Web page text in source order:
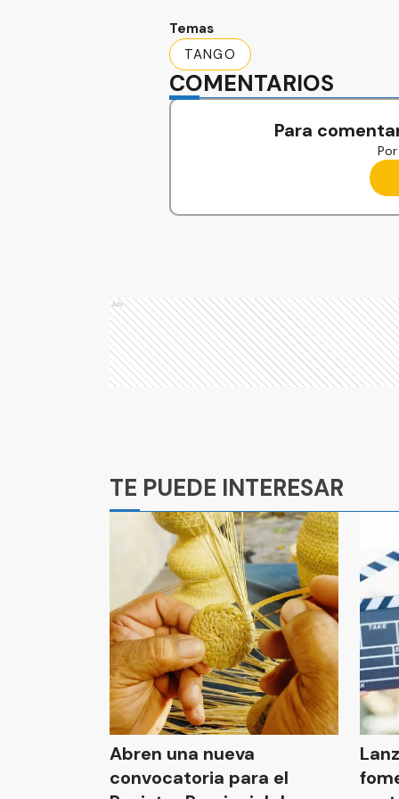
Temas
TANGO
COMENTARIOS
Para
Ads
TE PUEDE INTERESAR
Abren una nueva
convocatoria para el